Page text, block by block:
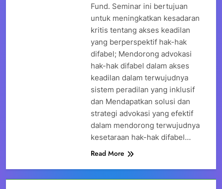
Fund. Seminar ini bertujuan
untuk meningkatkan kesadaran
kritis tentang akses keadilan
yang berperspektif hak-hak
difabel; Mendorong advokasi
hak-hak difabel dalam akses
keadilan dalam terwujudnya
sistem peradilan yang inklusif
dan Mendapatkan solusi dan
strategi advokasi yang efektif
dalam mendorong terwujudnya
kesetaraan hak-hak difabel…
Read More